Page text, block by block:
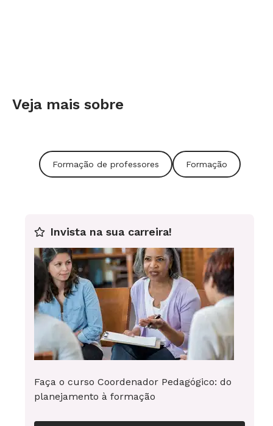
Veja mais sobre
Formação de professores Formação
Invista na sua carreira!
Faça o curso Coordenador Pedagógico: do
planejamento à formação